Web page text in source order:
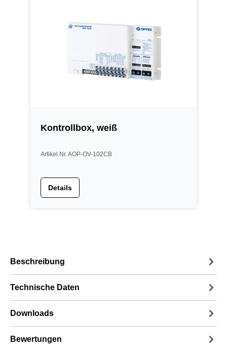
Kontrollbox, weiß
Artikel Nr. AOP-OV-102CB
Details
Beschreibung
Technische Daten
Downloads
Bewertungen